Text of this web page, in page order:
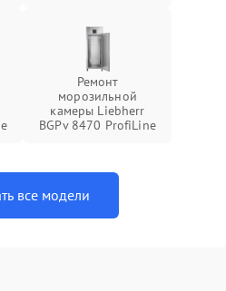
Ремонт
морозильной
камеры Liebherr
BGPv 8470 ProfiLine
все модели